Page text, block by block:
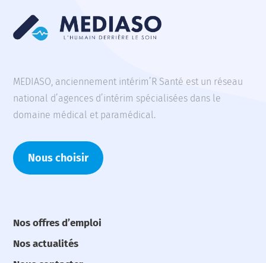
MEDIASO, anciennement intérim’R Santé est un réseau
national d’agences d’intérim spécialisées dans le
domaine médical et paramédical.
Nous choisir
Nos offres d’emploi
Nos actualités